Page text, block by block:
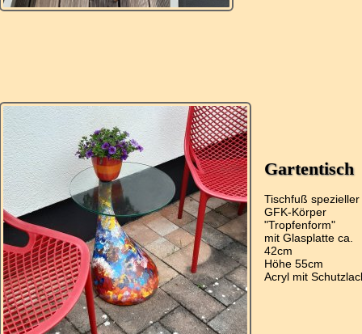
Gartentisch
Tischfuß spezieller
GFK-Körper
"Tropfenform"
mit Glasplatte ca.
42cm
Höhe 55cm
Acryl mit